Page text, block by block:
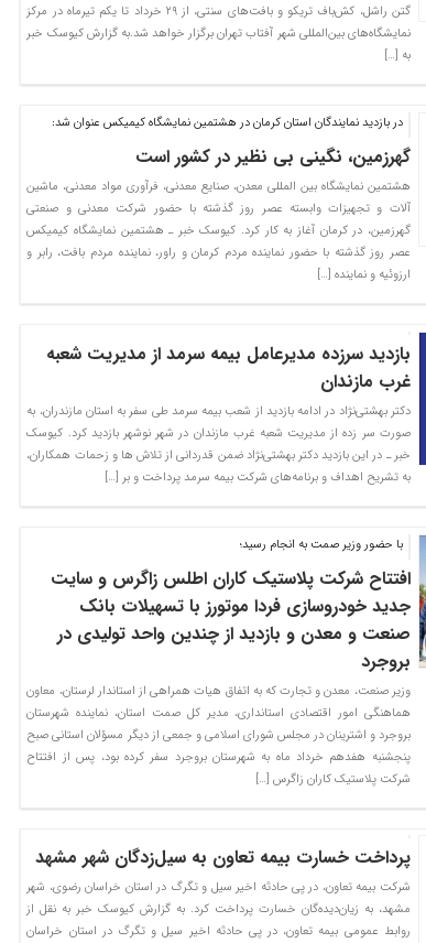
گتن راشل، کش‌باف تریکو و بافت‌های سنتی، از ۲۹ خرداد تا یکم تیرماه در مرکز
نمایشگاه‌های بین‌المللی شهر آفتاب تهران برگزار خواهد شد.به گزارش کیوسک خبر
به […]
در بازدید نمایندگان استان کرمان در هشتمین نمایشگاه کیمیکس عنوان شد:
گهرزمین، نگینی بی نظیر در کشور است
هشتمین نمایشگاه بین المللی معدن، صنایع معدنی، فرآوری مواد معدنی، ماشین
آلات و تجهیزات وابسته عصر روز گذشته با حضور شرکت معدنی و صنعتی
گهرزمین، در کرمان آغاز به کار کرد. کیوسک خبر ـ هشتمین نمایشگاه کیمیکس
عصر روز گذشته با حضور نماینده مردم کرمان و راور، نماینده مردم بافت، رابر و
ارزوئیه و نماینده […]
بازدید سرزده مدیر‌عامل بیمه سرمد از مدیریت شعبه
غرب مازندان
دکتر بهشتی‌نژاد در ادامه بازدید از شعب بیمه سرمد طی سفر به استان مازندران، به
صورت سر زده از مدیریت شعبه غرب مازندان در شهر نوشهر بازدید کرد. کیوسک
خبر ـ در این بازدید دکتر بهشتی‌نژاد ضمن قدردانی از تلاش ها و زحمات همکاران،
به تشریح اهداف و برنامه‌های شرکت بیمه سرمد پرداخت و بر […]
با حضور وزیر صمت به انجام رسید؛
افتتاح شرکت پلاستیک کاران اطلس زاگرس و سایت
جدید خودروسازی فردا موتورز با تسهیلات بانک
صنعت و معدن و بازدید از چندین واحد تولیدی در
بروجرد
وزیر صنعت، معدن و تجارت که به اتفاق هیات همراهی از استاندار لرستان، معاون
هماهنگی امور اقتصادی استانداری، مدیر کل صمت استان، نماینده شهرستان
بروجرد و اشترینان در مجلس شورای اسلامی و جمعی از دیگر مسؤلان استانی صبح
پنجشنبه هفدهم خرداد ماه به شهرستان بروجرد سفر کرده بود، پس از افتتاح
شرکت پلاستیک کاران زاگرس […]
پرداخت خسارت بیمه تعاون به سیل‌زدگان شهر مشهد
شرکت بیمه تعاون، در پی حادثه اخیر سیل و تگرگ در استان خراسان رضوی، شهر
مشهد، به زیان‌دیده‌گان خسارت پرداخت کرد. به گزارش کیوسک خبر به نقل از
روابط عمومی بیمه تعاون، در پی حادثه اخیر سیل و تگرگ در استان خراسان